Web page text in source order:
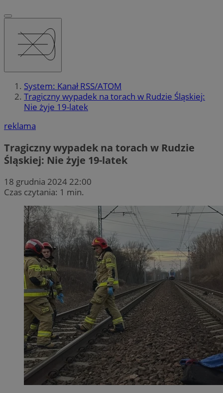
System: Kanał RSS/ATOM
Tragiczny wypadek na torach w Rudzie Śląskiej:
Nie żyje 19-latek
reklama
Tragiczny wypadek na torach w Rudzie
Śląskiej: Nie żyje 19-latek
18 grudnia 2024 22:00
Czas czytania: 1 min.